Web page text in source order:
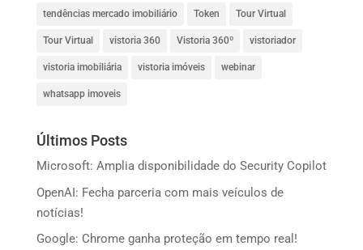
tendências mercado imobiliário Token Tour Virtual
Tour Virtual vistoria 360 Vistoria 360º vistoriador
vistoria imobiliária vistoria imóveis webinar
whatsapp imoveis
Últimos Posts
Microsoft: Amplia disponibilidade do Security Copilot
OpenAI: Fecha parceria com mais veículos de
notícias!
Google: Chrome ganha proteção em tempo real!